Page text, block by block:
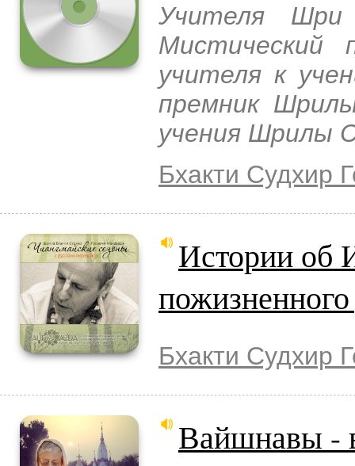
Учителя
Мистический
учителя к
премник
учения Шрилы
Бхакти Судхир
Истории
Бхакти Судхир
Вайшнавы -